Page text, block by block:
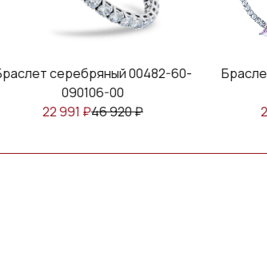
серебряный 00482-60-
090106-00
22 991₽46 920₽
Браслет
2